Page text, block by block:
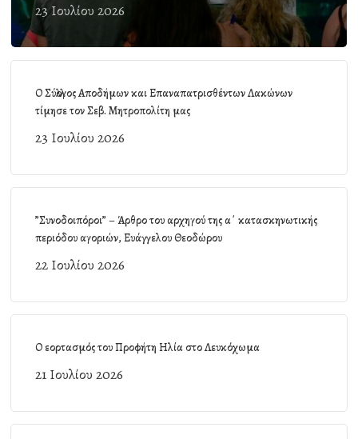
23 Ιουλίου 2026
Ο Σύλλογος Αποδήμων και Επαναπατρισθέντων Λακώνων
τίμησε τον Σεβ. Μητροπολίτη μας
23 Ιουλίου 2026
”Συνοδοιπόροι” – Άρθρο του αρχηγού της α΄ κατασκηνωτικής
περιόδου αγοριών, Ευάγγελου Θεοδώρου
22 Ιουλίου 2026
Ο εορτασμός του Προφήτη Ηλία στο Λευκόχωμα
21 Ιουλίου 2026